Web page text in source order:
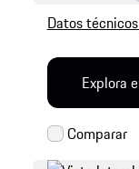
Datos
Explora